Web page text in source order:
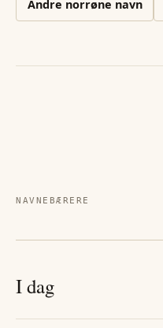
Andre norrøne navn
NAVNEBÆRERE
I dag